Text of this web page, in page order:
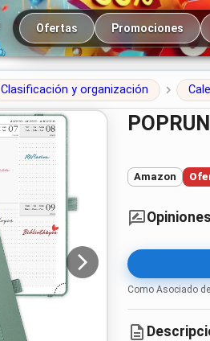
Navegación principal
Ofertas Promociones
Clasificación y organización
Amazon
Opiniones
Como Asociado